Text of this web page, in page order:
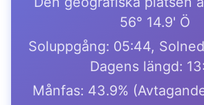
56° 14.9' Ö
Soluppgång: 05:44,
Dagens längd:
Månfas: 43.9%